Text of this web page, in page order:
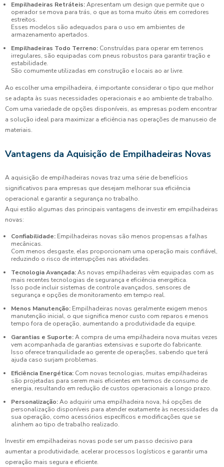
Empilhadeiras Retráteis:Apresentam um design que permite que o
operador se mova para trás, o que as torna muito úteis em corredores
estreitos.
Esses modelos são adequados para o uso em ambientes de
armazenamento apertados.
Empilhadeiras Todo Terreno: Construídas para operar em terrenos
irregulares, são equipadas com pneus robustos para garantir tração e
estabilidade.
São comumente utilizadas em construção e locais ao ar livre.
Ao escolher uma empilhadeira, é importante considerar o tipo que melhor
se adapta às suas necessidades operacionais e ao ambiente de trabalho.
Com uma variedade de opções disponíveis, as empresas podem encontrar
a solução ideal para maximizar a eficiência nas operações de manuseio de
materiais.
Vantagens da Aquisição de Empilhadeiras Novas
A aquisição de empilhadeiras novas traz uma série de benefícios
significativos para empresas que desejam melhorar sua eficiência
operacional e garantir a segurança no trabalho.
Aqui estão algumas das principais vantagens de investir em empilhadeiras
novas:
Confiabilidade: Empilhadeiras novas são menos propensas a falhas
mecânicas.
Com menos desgaste, elas proporcionam uma operação mais confiável,
reduzindo o risco de interrupções nas atividades.
Tecnologia Avançada:As novas empilhadeiras vêm equipadas com as
mais recentes tecnologias de segurança e eficiência energética.
Isso pode incluir sistemas de controle avançados, sensores de
segurança e opções de monitoramento em tempo real.
Menos Manutenção: Empilhadeiras novas geralmente exigem menos
manutenção inicial, o que significa menor custo com reparos e menos
tempo fora de operação, aumentando a produtividade da equipe.
Garantias e Suporte:A compra de uma empilhadeira nova muitas vezes
vem acompanhada de garantias extensivas e suporte do fabricante.
Isso oferece tranquilidade ao gerente de operações, sabendo que terá
ajuda caso surjam problemas.
Eficiência Energética: Com novas tecnologias, muitas empilhadeiras
são projetadas para serem mais eficientes em termos de consumo de
energia, resultando em redução de custos operacionais a longo prazo.
Personalização:Ao adquirir uma empilhadeira nova, há opções de
personalização disponíveis para atender exatamente às necessidades da
sua operação, como acessórios específicos e modificações que se
alinhem ao tipo de trabalho realizado.
Investir em empilhadeiras novas pode ser um passo decisivo para
aumentar a produtividade, acelerar processos logísticos e garantir uma
operação mais segura e eficiente.